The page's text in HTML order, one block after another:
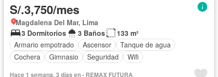
S/.3,750/mes
Magdalena Del Mar, Lima
3 Dormitorios
3 Baños
133 m²
Armario empotrado
Ascensor
Tanque de agua
Cochera
Gimnasio Seguridad Wifi
Hace 1 semana, 3 días en - REMAX FUTURA